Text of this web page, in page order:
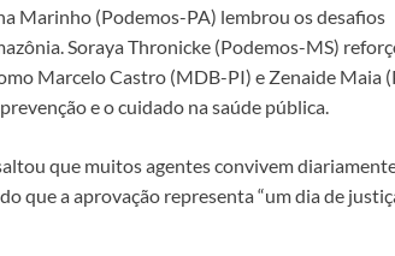
Marinho (Podemos-PA) lembrou os desafios
Soraya Thronicke (Podemos-MS)
Marcelo Castro (MDB-PI) e Zenaide Maia
e o cuidado na saúde pública.
que muitos agentes convivem
que a aprovação representa “um dia de